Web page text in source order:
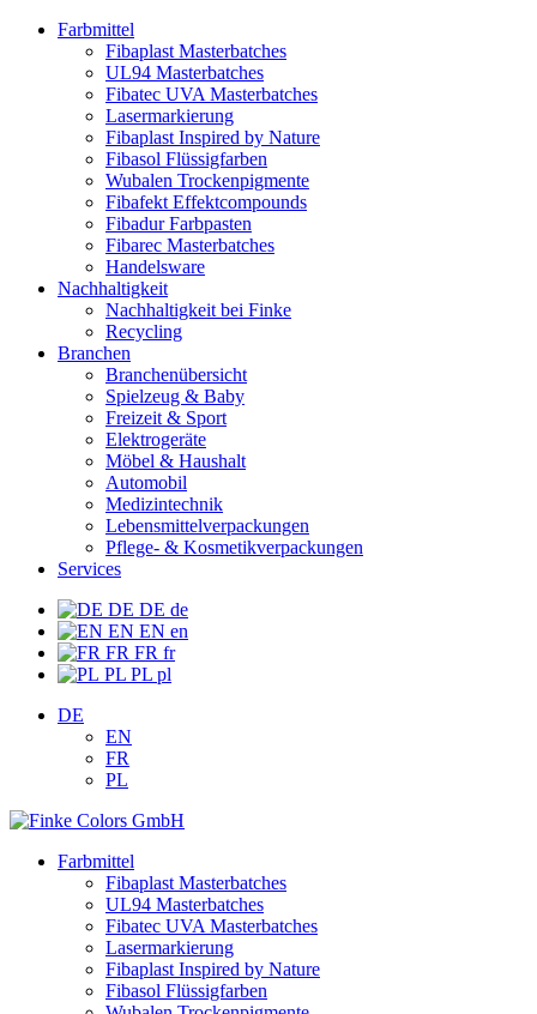
Farbmittel
Fibaplast Masterbatches
UL94 Masterbatches
Fibatec UVA Masterbatches
Lasermarkierung
Fibaplast Inspired by Nature
Fibasol Flüssigfarben
Wubalen Trockenpigmente
Fibafekt Effektcompounds
Fibadur Farbpasten
Fibarec Masterbatches
Handelsware
Nachhaltigkeit
Nachhaltigkeit bei Finke
Recycling
Branchen
Branchenübersicht
Spielzeug & Baby
Freizeit & Sport
Elektrogeräte
Möbel & Haushalt
Automobil
Medizintechnik
Lebensmittelverpackungen
Pflege- & Kosmetikverpackungen
Services
DE DE de
EN EN en
FR FR fr
PL PL pl
DE
EN
FR
PL
Farbmittel
Fibaplast Masterbatches
UL94 Masterbatches
Fibatec UVA Masterbatches
Lasermarkierung
Fibaplast Inspired by Nature
Fibasol Flüssigfarben